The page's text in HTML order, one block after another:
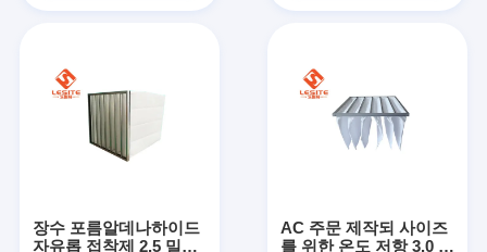
장수 포름알데나하이드
자유롭 접착제 2.5 밀리
AC 주문 제작되 사이즈
를 위한 온도 저항 3.0 밀